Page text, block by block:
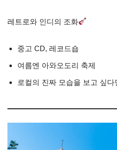
레트로와 인디의 조화
중고 CD, 레코드숍
여름엔 아와오도리 축제
로컬의 진짜 모습을 보고 싶다